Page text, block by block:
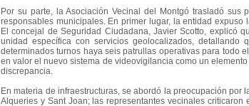
Por su parte, la Asociación Vecinal del Montgó trasladó
responsables municipales. En primer lugar, la entidad
El concejal de Seguridad Ciudadana, Javier Scotto, explicó
unidad específica con servicios geolocalizados,
determinados turnos haya seis patrullas operativas para todo
en valor el nuevo sistema de videovigilancia como un
discrepancia.
En materia de infraestructuras, se abordó la preocupación
Alqueries y Sant Joan; las representantes vecinales